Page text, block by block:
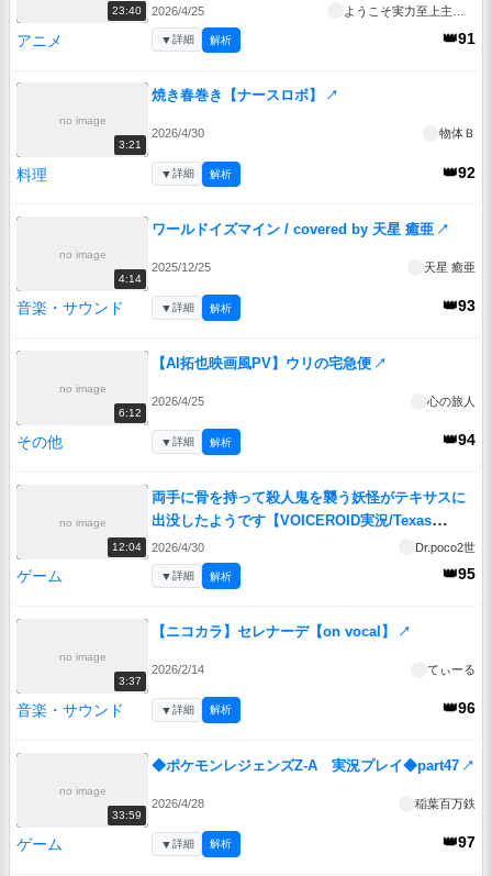
23:40 2026/4/25
アニメ 👑91
▼詳細 解析
no image
3:21
焼き春巻き【ナースロボ】 ↗
2026/4/30 物体Ｂ
料理 👑92
▼詳細 解析
no image
4:14
ワールドイズマイン / covered by 天星 癒亜 ↗
2025/12/25 天星 癒亜
音楽・サウンド 👑93
▼詳細 解析
no image
6:12
【AI拓也映画風PV】ウリの宅急便 ↗
2026/4/25 心の旅人
その他 👑94
▼詳細 解析
no image
12:04
両手に骨を持って殺人鬼を襲う妖怪がテキサスに
出没したようです【VOICEROID実況/Texas
Chain Saw Massacre/テキサスチェーンソー】↗
2026/4/30 Dr.poco2世
ゲーム 👑95
▼詳細 解析
no image
3:37
【ニコカラ】セレナーデ【on vocal】 ↗
2026/2/14 てぃーる
音楽・サウンド 👑96
▼詳細 解析
no image
33:59
◆ポケモンレジェンズZ-A 実況プレイ◆part47 ↗
2026/4/28 稲葉百万鉄
ゲーム 👑97
▼詳細 解析